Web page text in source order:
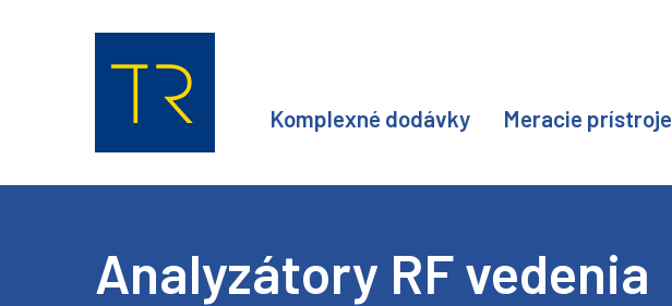
Komplexné dodávky Meracie prístroje
Analyzátory RF vedenia